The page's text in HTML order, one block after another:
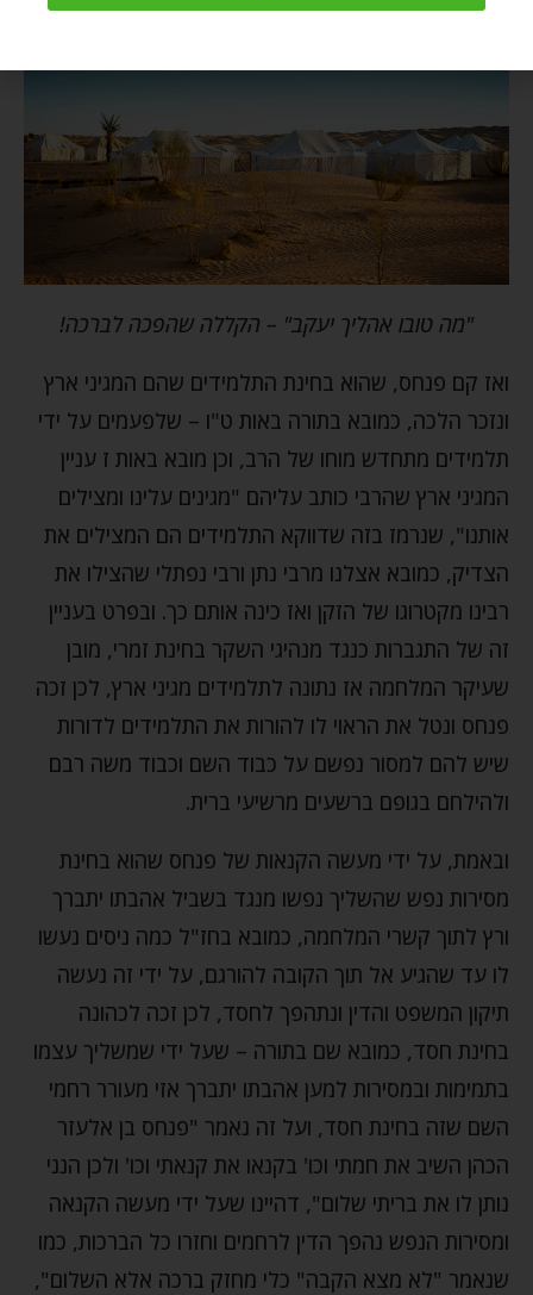
"מה טובו אהליך יעקב" – הקללה שהפכה לברכה!
ואז קם פנחס, שהוא בחינת התלמידים שהם המגיני ארץ
ונזכר הלכה, כמובא בתורה באות ט"ו – שלפעמים על ידי
תלמידים מתחדש מוחו של הרב, וכן מובא באות ז עניין
המגיני ארץ שהרבי כותב עליהם "מגינים עלינו ומצילים
אותנו", שנרמז בזה שדווקא התלמידים הם המצילים את
הצדיק, כמובא אצלנו מרבי נתן ורבי נפתלי שהצילו את
רבינו מקטרוגו של הזקן ואז כינה אותם כך. ובפרט בעניין
זה של התגברות כנגד מנהיגי השקר בחינת זמרי, מובן
שעיקר המלחמה אז נתונה לתלמידים מגיני ארץ, לכן זכה
פנחס ונטל את הראוי לו להורות את התלמידים לדורות
שיש להם למסור נפשם על כבוד השם וכבוד משה רבם
ולהילחם בגופם ברשעים מרשיעי ברית.
ובאמת, על ידי מעשה הקנאות של פנחס שהוא בחינת
מסירות נפש שהשליך נפשו מנגד בשביל אהבתו יתברך
ורץ לתוך קשרי המלחמה, כמובא בחז"ל כמה ניסים נעשו
לו עד שהגיע אל תוך הקובה להורגם, על ידי זה נעשה
תיקון המשפט והדין ונתהפך לחסד, לכן זכה לכהונה
בחינת חסד, כמובא שם בתורה – שעל ידי שמשליך עצמו
בתמימות ובמסירות למען אהבתו יתברך אזי מעורר רחמי
השם שזה בחינת חסד, ועל זה נאמר "פנחס בן אלעזר
הכהן השיב את חמתי וכו' בקנאו את קנאתי וכו' ולכן הנני
נותן לו את בריתי שלום", דהיינו שעל ידי מעשה הקנאה
ומסירות הנפש נהפך הדין לרחמים וחזרו כל הברכות, כמו
שנאמר "לא מצא הקבה" כלי מחזק ברכה אלא השלום",